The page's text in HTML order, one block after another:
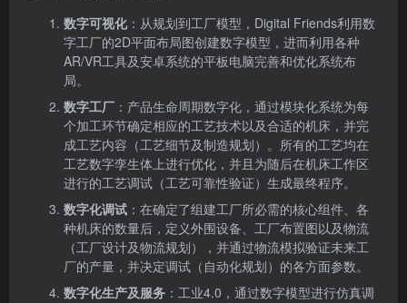
数字可视化：从规划到工厂模型，Digital Friends利用数
字工厂的2D平面布局图创建数字模型，进而利用各种
AR/VR工具及安卓系统的平板电脑完善和优化系统布
局。
数字工厂 ：产品生命周期数字化，通过模块化系统为每
个加工环节确定相应的工艺技术以及合适的机床，并完
成工艺内容（工艺细节及制造规划）。所有的工艺均在
工艺数字孪生体上进行优化，并且为随后在机床工作区
进行的工艺调试（工艺可靠性验证）生成最终程序。
数字化调试 ：在确定了组建工厂所必需的核心组件、各
种机床的数量后，定义外围设备、工厂布置图以及物流
（工厂设计及物流规划），并通过物流模拟验证未来工
厂的产量，并决定调试（自动化规划）的各方面参数。
数字化生产及服务 ：工业4.0，通过数字模型进行仿真调